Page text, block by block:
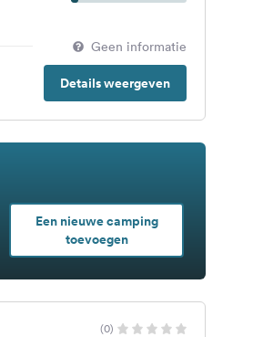
Geen informatie
Details weergeven
Een nieuwe camping
toevoegen
(0)